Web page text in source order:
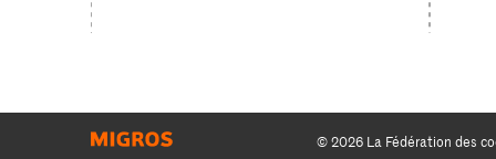
© 2026 La Fédération des